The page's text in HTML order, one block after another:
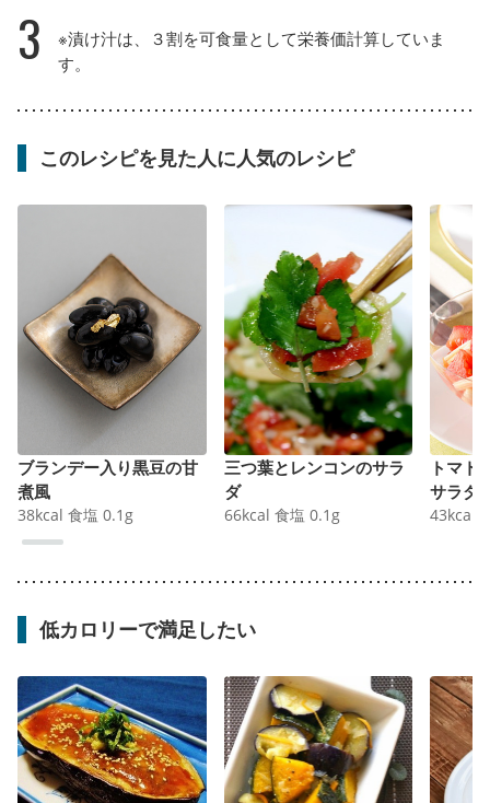
3
※漬け汁は、３割を可食量として栄養価計算していま
す。
このレシピを見た人に人気のレシピ
ブランデー入り黒豆の甘
煮風
38kcal 食塩 0.1 g
三つ葉とレンコンのサラ
ダ
66kcal 食塩 0.1 g
トマト
サラダ
43kcal
低カロリーで満足したい